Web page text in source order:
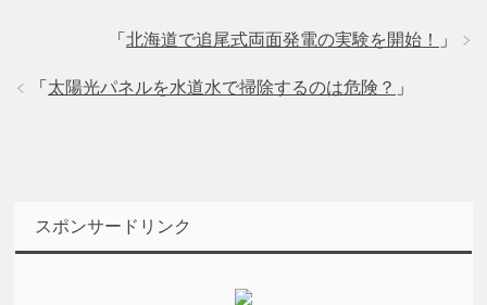
「 北海道で追尾式両面発電の実験を開始！ 」
「 太陽光パネルを水道水で掃除するのは危険？ 」
スポンサードリンク